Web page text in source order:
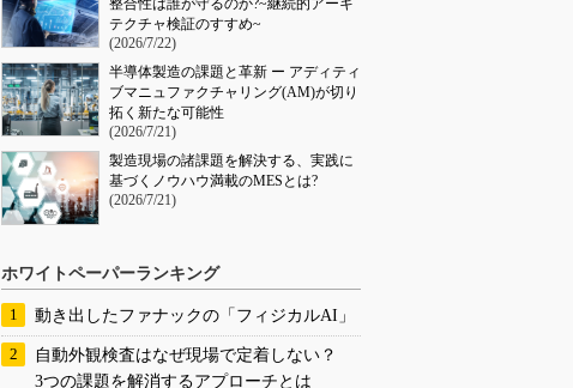
整合性は誰が守るのか?~継続的アーキ
テクチャ検証のすすめ~
(2026/7/22)
半導体製造の課題と革新 ー アディティ
ブマニュファクチャリング(AM)が切り
拓く新たな可能性
(2026/7/21)
製造現場の諸課題を解決する、実践に
基づくノウハウ満載のMESとは?
(2026/7/21)
ホワイトペーパーランキング
動き出したファナックの「フィジカルAI」
自動外観検査はなぜ現場で定着しない？
3つの課題を解消するアプローチとは